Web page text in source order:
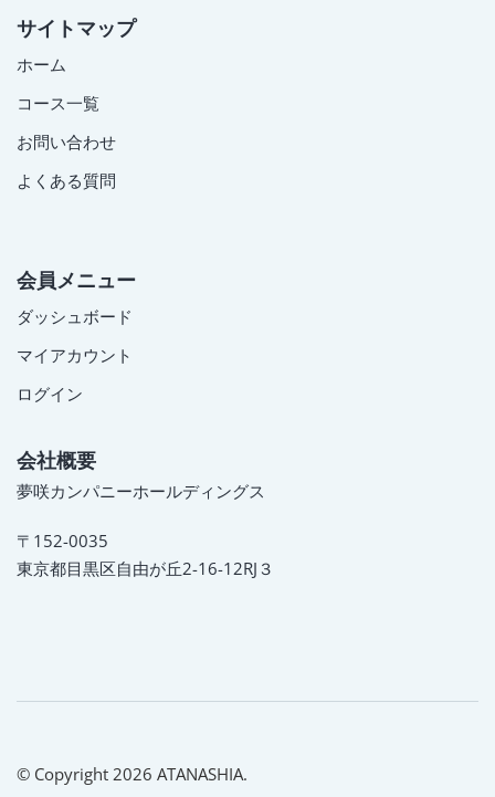
サイトマップ
ホーム
コース一覧
お問い合わせ
よくある質問
会員メニュー
ダッシュボード
マイアカウント
ログイン
会社概要
夢咲カンパニーホールディングス
〒152-0035
東京都目黒区自由が丘2-16-12RJ３
© Copyright 2026 ATANASHIA.